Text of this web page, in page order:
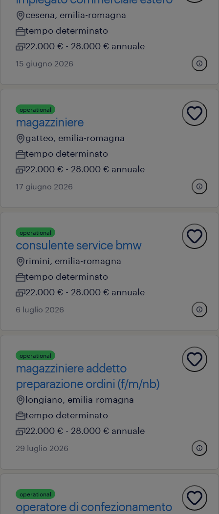
cesena, emilia-romagna
tempo determinato
22.000 € - 28.000 € annuale
15 giugno 2026
operational
magazziniere
gatteo, emilia-romagna
tempo determinato
22.000 € - 28.000 € annuale
17 giugno 2026
operational
consulente service bmw
rimini, emilia-romagna
tempo determinato
22.000 € - 28.000 € annuale
6 luglio 2026
operational
magazziniere addetto
preparazione ordini (f/m/nb)
longiano, emilia-romagna
tempo determinato
22.000 € - 28.000 € annuale
29 luglio 2026
operational
operatore di confezionamento